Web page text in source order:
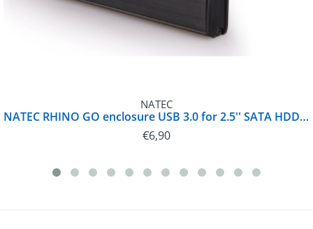
NATEC
NATEC RHINO GO enclosure USB 3.0 for 2.5'' SATA HDD/SSD, black Aluminum | NKZ-0941
€6,90